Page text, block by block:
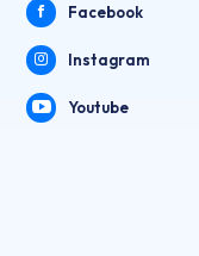
Facebook
Instagram
Youtube